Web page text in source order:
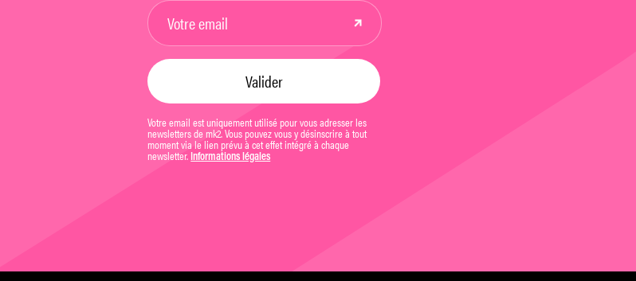
Votre email est uniquement utilisé pour vous adresser les
newsletters de mk2. Vous pouvez vous y désinscrire à tout
moment via le lien prévu à cet effet intégré à chaque
newsletter. Informations légales